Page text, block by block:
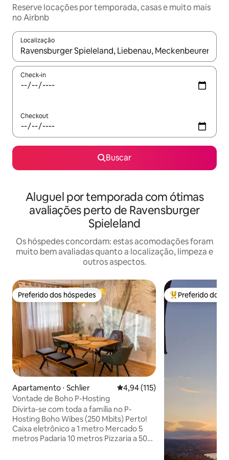
Reserve locações por temporada, casas e muito mais
no Airbnb
Localização
Quando os resultados estiverem disponíveis, explore-os
Check-in
Checkout
Buscar
Aluguel por temporada com ótimas
avaliações perto de Ravensburger
Spieleland
Os hóspedes concordam: estas acomodações foram
muito bem avaliadas quanto a localização, limpeza e
outros aspectos.
Preferido dos hóspedes
Preferido dos hóspedes
Apartamento ⋅ Schlier 4,94 de uma avaliação média de
4,94 (115)
Vontade de Boho P-Hosting
Divirta-se com toda a família no P-
Hosting Boho Wibes (250 Mbits) Perto!
Caixa eletrônico a 1 metro Mercado 5
metros Padaria 10 metros Pizzaria a 50
Entre os
Preferido dos